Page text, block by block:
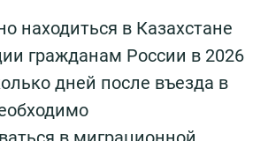
находиться в Казахстане
гражданам России в 2026
дней после въезда в